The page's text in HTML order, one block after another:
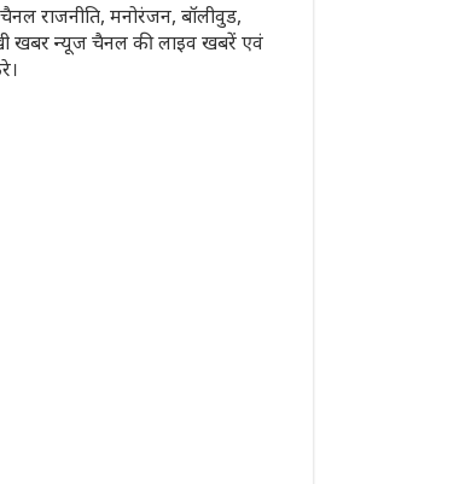
राजनीति, मनोरंजन, बॉलीवुड,
खबर न्यूज चैनल की लाइव खबरें एवं